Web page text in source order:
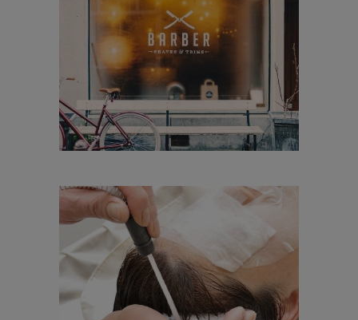
Cómo crear tu marca
personal con un
negocio de estética
ESTÉTICA
Descubre la
importancia del
masaje capilar y sus